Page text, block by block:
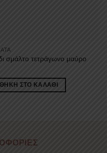
σμάλτο τετράγωνο μαύρο
ΣΤΟ ΚΑΛΆΘΙ